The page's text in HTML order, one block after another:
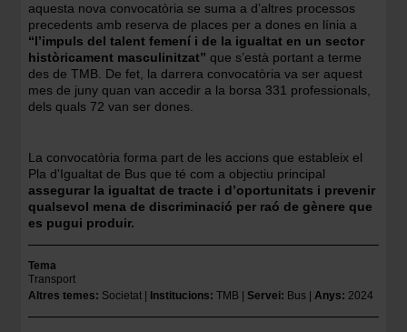
aquesta nova convocatòria se suma a d’altres processos
precedents amb reserva de places per a dones en línia a
“l’impuls del talent femení i de la igualtat en un sector
històricament masculinitzat” que s’està portant a terme
des de TMB. De fet, la darrera convocatòria va ser aquest
mes de juny quan van accedir a la borsa 331 professionals,
dels quals 72 van ser dones.
La convocatòria forma part de les accions que estableix el
Pla d'Igualtat de Bus que té com a objectiu principal
assegurar la igualtat de tracte i d’oportunitats i prevenir
qualsevol mena de discriminació per raó de gènere que
es pugui produir.
Tema
Transport
Altres temes
Societat Institucions TMB Servei Bus Anys 2024